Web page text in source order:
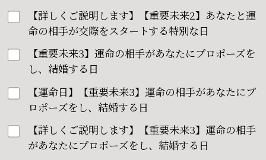
【詳しくご説明します】【重要未来2】あなたと運
命の相手が交際をスタートする特別な日
【重要未来3】運命の相手があなたにプロポーズを
し、結婚する日
【運命日】【重要未来3】運命の相手があなたにプ
ロポーズをし、結婚する日
【詳しくご説明します】【重要未来3】運命の相手
があなたにプロポーズをし、結婚する日